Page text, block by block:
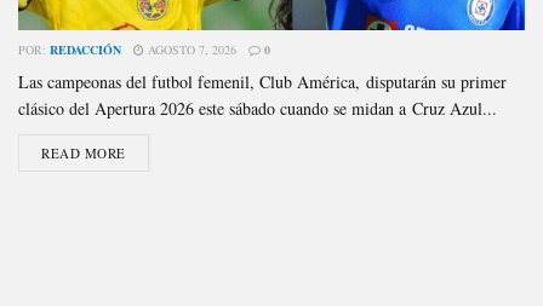
POR: REDACCIÓN AGOSTO 7, 2026 0
Las campeonas del futbol femenil, Club América, disputarán su primer
clásico del Apertura 2026 este sábado cuando se midan a Cruz Azul...
READ MORE